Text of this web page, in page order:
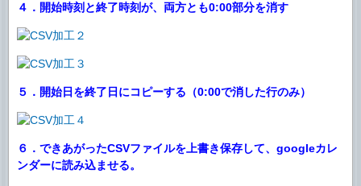
４．開始時刻と終了時刻が、両方とも0:00部分を消す
５．開始日を終了日にコピーする（0:00で消した行のみ）
６．できあがったCSVファイルを上書き保存して、googleカレ
ンダーに読み込ませる。